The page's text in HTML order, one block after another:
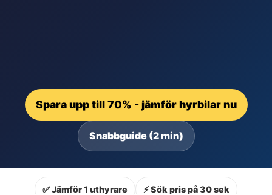
Spara upp till 70% - jämför hyrbilar nu
Snabbguide (2 min)
✅ Jämför 1 uthyrare ⚡ Sök pris på 30 sek